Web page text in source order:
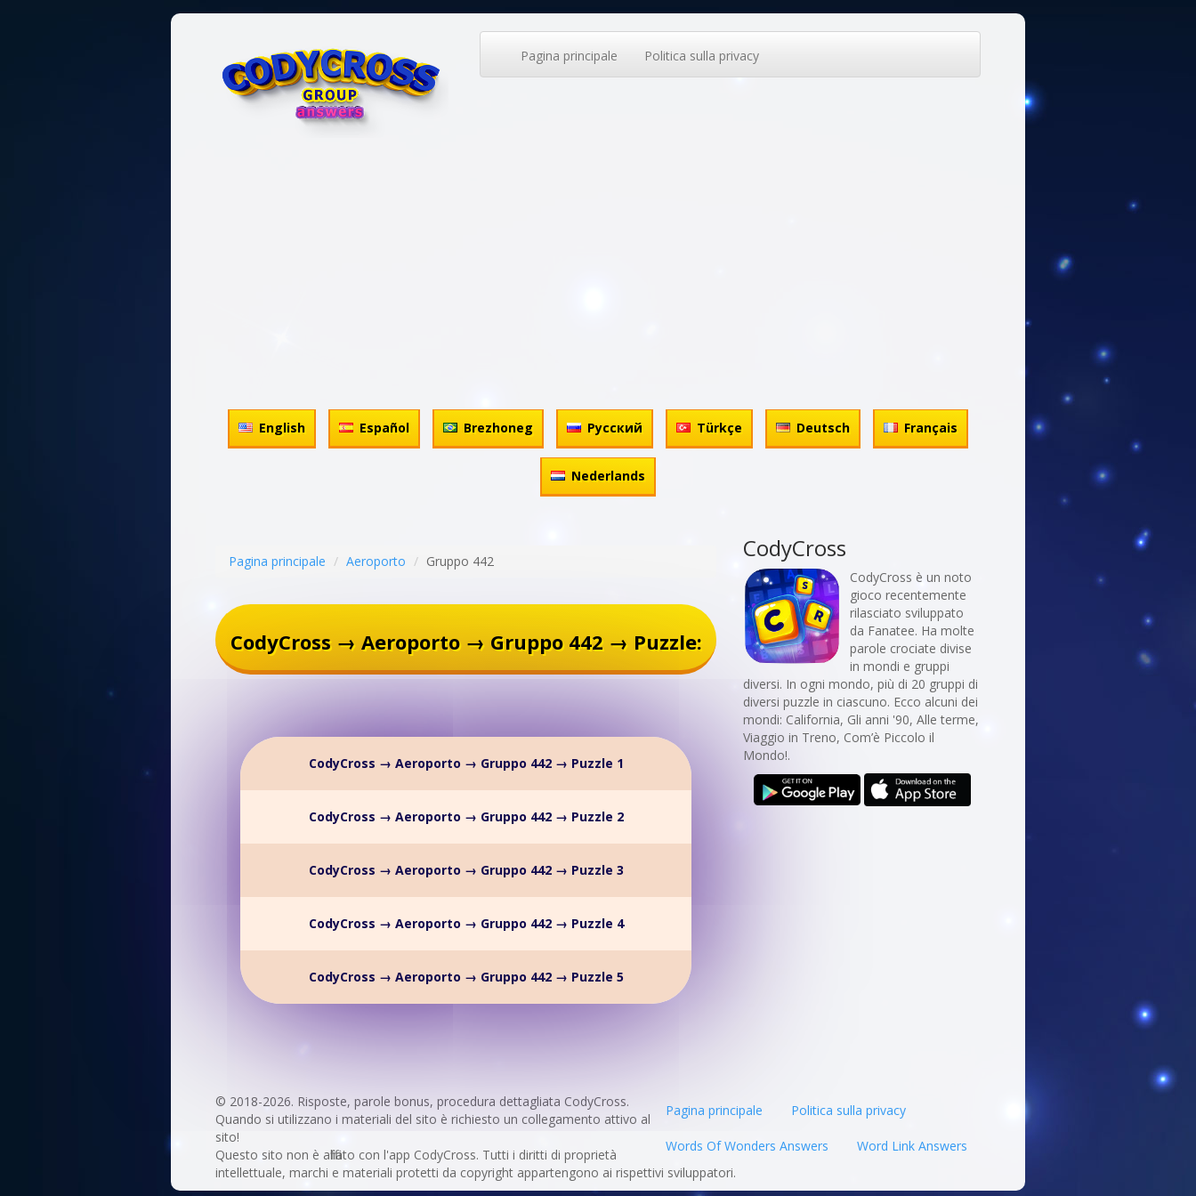
Pagina principale Politica sulla privacy
English Español Brezhoneg Русский Türkçe Deutsch Français
Nederlands
Pagina principale Aeroporto Gruppo 442
CodyCross → Aeroporto → Gruppo 442 → Puzzle:
CodyCross → Aeroporto → Gruppo 442 → Puzzle 1
CodyCross → Aeroporto → Gruppo 442 → Puzzle 2
CodyCross → Aeroporto → Gruppo 442 → Puzzle 3
CodyCross → Aeroporto → Gruppo 442 → Puzzle 4
CodyCross → Aeroporto → Gruppo 442 → Puzzle 5
CodyCross
CodyCross è un noto
gioco recentemente
rilasciato sviluppato
da Fanatee. Ha molte
parole crociate divise
in mondi e gruppi
diversi. In ogni mondo, più di 20 gruppi di
diversi puzzle in ciascuno. Ecco alcuni dei
mondi: California, Gli anni '90, Alle terme,
Viaggio in Treno, Com’è Piccolo il
Mondo!.
Pagina principale Politica sulla privacy
Words Of Wonders Answers Word Link Answers
© 2018-2026. Risposte, parole bonus, procedura dettagliata CodyCross.
Quando si utilizzano i materiali del sito è richiesto un collegamento attivo al
sito!
Questo sito non è affiliato con l'app CodyCross. Tutti i diritti di proprietà
intellettuale, marchi e materiali protetti da copyright appartengono ai rispettivi sviluppatori.